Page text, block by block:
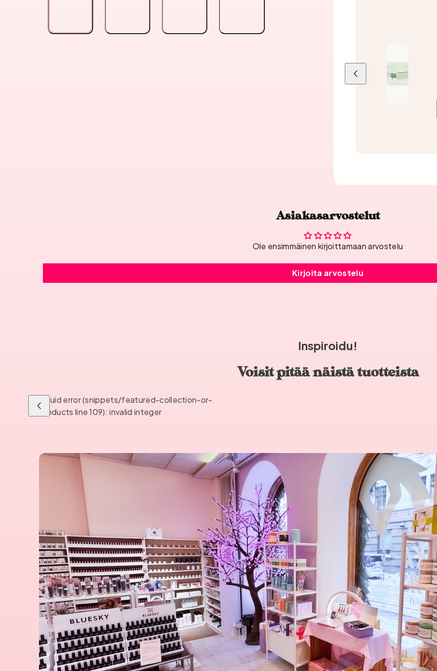
Liu'uta
vasemmalle
Asiakasarvostelut
Ole ensimmäinen kirjoittamaan arvostelu
Kirjoita arvostelu
Inspiroidu!
Voisit pitää näistä tuotteista
Liquid error (snippets/featured-collection-or-
products line 109): invalid integer
Liu'uta
vasemmalle